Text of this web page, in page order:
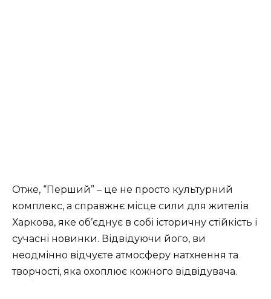
Отже, “Перший” – це не просто культурний
комплекс, а справжнє місце сили для жителів
Харкова, яке об’єднує в собі історичну стійкість і
сучасні новинки. Відвідуючи його, ви
неодмінно відчуєте атмосферу натхнення та
творчості, яка охоплює кожного відвідувача.